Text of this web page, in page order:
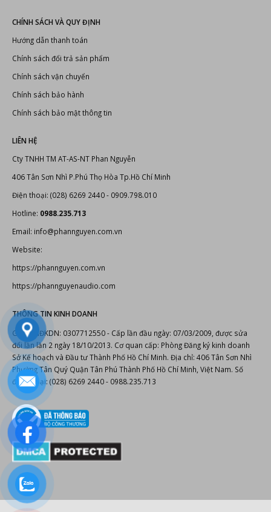
CHÍNH SÁCH VÀ QUY ĐỊNH
Hướng dẫn thanh toán
Chính sách đổi trả sản phẩm
Chính sách vận chuyển
Chính sách bảo hành
Chính sách bảo mật thông tin
LIÊN HỆ
Cty TNHH TM AT-AS-NT Phan Nguyễn
406 Tân Sơn Nhì P.Phú Thọ Hòa Tp.Hồ Chí Minh
Điện thoại: (028) 6269 2440 - 0909.798.010
Hotline: 0988.235.713
Email: info@phannguyen.com.vn
Website:
https://phannguyen.com.vn
https://phannguyenaudio.com
THÔNG TIN KINH DOANH
Giấy CNĐKDN: 0307712550 - Cấp lần đầu ngày: 07/03/2009, được sửa
đổi lần lần 2 ngày 18/10/2013. Cơ quan cấp: Phòng Đăng ký kinh doanh
Sở Kế hoạch và Đầu tư Thành Phố Hồ Chí Minh. Địa chỉ: 406 Tân Sơn Nhì
Phường Tân Quý Quận Tân Phú Thành Phố Hồ Chí Minh, Việt Nam. Số
điện thoại: (028) 6269 2440 - 0988.235.713